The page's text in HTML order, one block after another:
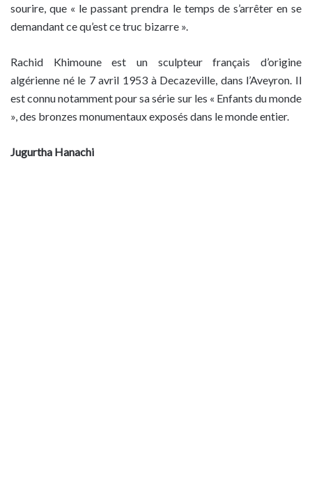
sourire, que « le passant prendra le temps de s’arrêter en se
demandant ce qu’est ce truc bizarre ».
Rachid Khimoune est un sculpteur français d’origine
algérienne né le 7 avril 1953 à Decazeville, dans l’Aveyron. Il
est connu notamment pour sa série sur les « Enfants du monde
», des bronzes monumentaux exposés dans le monde entier.
Jugurtha Hanachi